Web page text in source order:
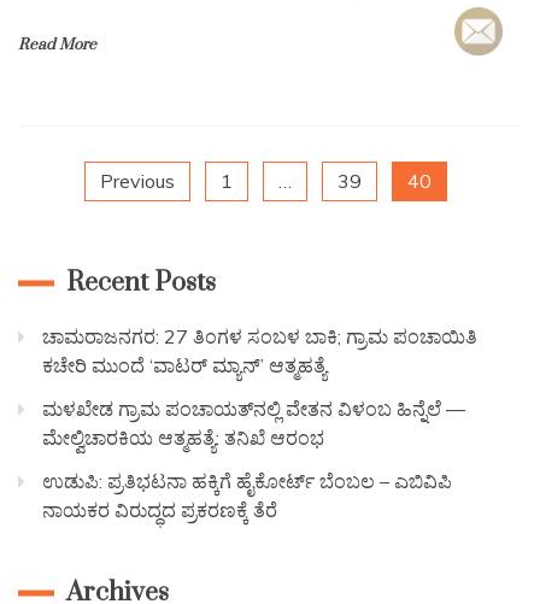
Read More
Previous 1 … 39 40
Recent Posts
ಚಾಮರಾಜನಗರ: 27 ತಿಂಗಳ ಸಂಬಳ ಬಾಕಿ; ಗ್ರಾಮ ಪಂಚಾಯಿತಿ
ಕಚೇರಿ ಮುಂದೆ ‘ವಾಟರ್ ಮ್ಯಾನ್’ ಆತ್ಮಹತ್ಯೆ
ಮಳಖೇಡ ಗ್ರಾಮ ಪಂಚಾಯತ್‌ನಲ್ಲಿ ವೇತನ ವಿಳಂಬ ಹಿನ್ನೆಲೆ —
ಮೇಲ್ವಿಚಾರಕಿಯ ಆತ್ಮಹತ್ಯೆ: ತನಿಖೆ ಆರಂಭ
ಉಡುಪಿ: ಪ್ರತಿಭಟನಾ ಹಕ್ಕಿಗೆ ಹೈಕೋರ್ಟ್ ಬೆಂಬಲ – ಎಬಿವಿಪಿ
ನಾಯಕರ ವಿರುದ್ಧದ ಪ್ರಕರಣಕ್ಕೆ ತೆರೆ
Archives